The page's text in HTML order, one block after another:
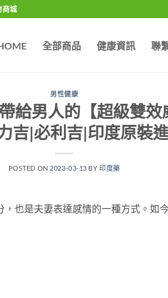
商城
全部商品 健康資訊 聯
男性健康
給男人的【超級雙效
吉|必利吉|印度原裝
POSTED ON 2023-03-13 BY 印度藥
也是夫妻表達感情的一種方式。 如